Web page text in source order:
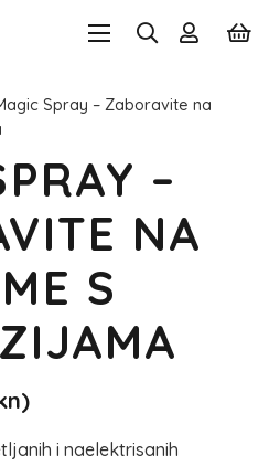
Spray – Zaboravite na
–
NA
S
i naelektrisanih